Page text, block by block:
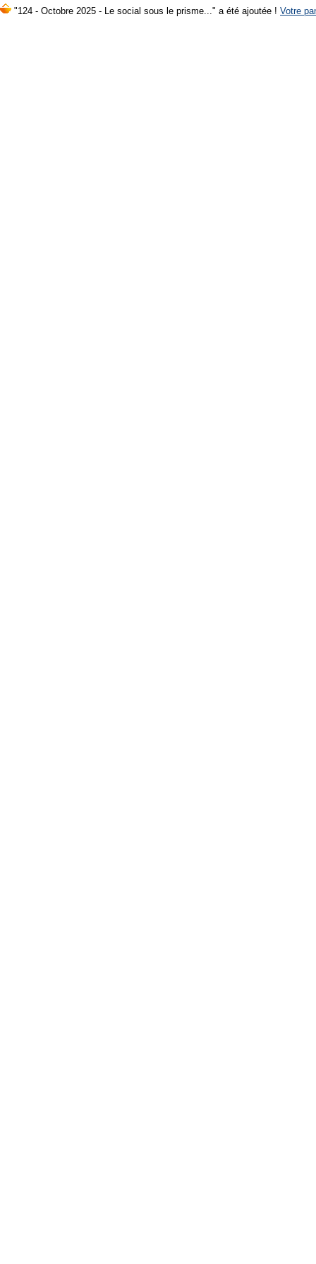
"124 - Octobre 2025 - Le social sous le prisme..." a été ajoutée ! Votre